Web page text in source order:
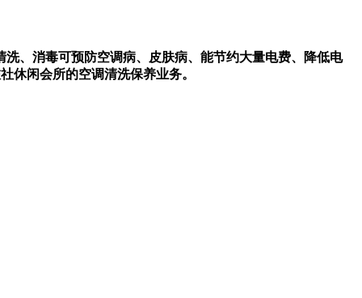
、消毒可预防空调病、皮肤病、能节约大量电费、降低电
休闲会所的空调清洗保养业务。